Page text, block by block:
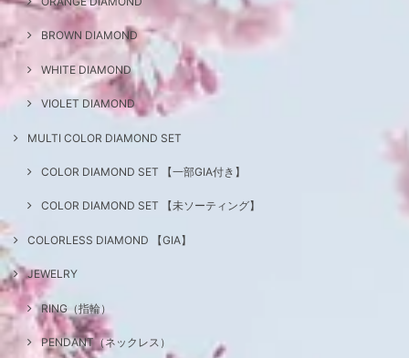
BROWN DIAMOND
WHITE DIAMOND
VIOLET DIAMOND
MULTI COLOR DIAMOND SET
COLOR DIAMOND SET 【一部GIA付き】
COLOR DIAMOND SET 【未ソーティング】
COLORLESS DIAMOND 【GIA】
JEWELRY
RING（指輪）
PENDANT（ネックレス）